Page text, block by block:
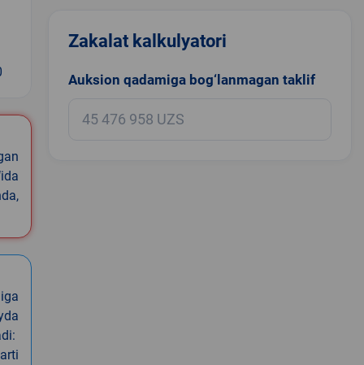
Zakalat kalkulyatori
Auksion qadamiga bog‘lanmagan taklif